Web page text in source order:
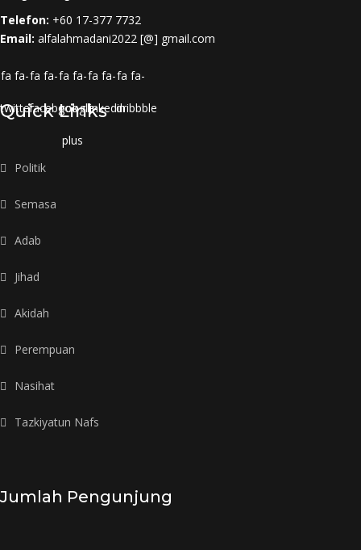
Telefon: +60 17-377 7732
Email: alfalahmadani2022 [@] gmail.com
fa fa-
twitter
fa fa-
facebook
fa fa-
google-
plus
fa fa-
linkedin
fa fa-
dribbble
Quick Links
Politik
Semasa
Adab
Jihad
Akidah
Perempuan
Nasihat
Tazkiyatun Nafs
Jumlah Pengunjung